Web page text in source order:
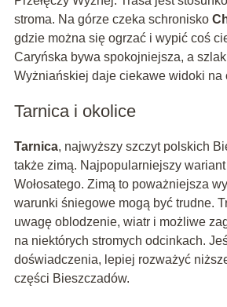
stroma. Na górze czeka schronisko
gdzie można się ogrzać i wypić coś
Caryńska bywa spokojniejsza, a szlak
Wyżniańskiej daje ciekawe widoki na
Tarnica i okolice
Tarnica, najwyższy szczyt polskich
także zimą. Najpopularniejszy
Wołosatego. Zimą to poważniejsza
warunki śniegowe mogą być trudne.
uwagę oblodzenie, wiatr i możliwe
na niektórych stromych odcinkach.
doświadczenia, lepiej rozważyć
części Bieszczadów.